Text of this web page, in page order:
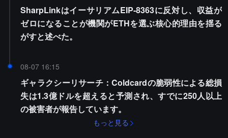
SharpLinkはイーサリアムEIP-8363に反対し、収益が
ゼロになることが機関がETHを選ぶ核心的理由を揺る
がすと述べた。
08-07 16:15
ギャラクシーリサーチ：Coldcardの脆弱性による総損
失は1.3億ドルを超えると予測され、すでに250人以上
の被害者が報告しています。
もっと見る